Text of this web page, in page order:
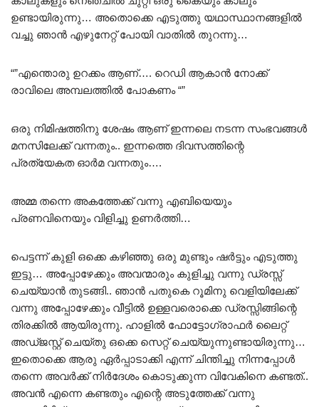
ഉണ്ടായിരുന്നു… അതൊക്കെ എടുത്തു യഥാസ്ഥാനങ്ങളിൽ
വച്ചു ഞാൻ എഴുനേറ്റ് പോയി വാതിൽ തുറന്നു…
“”എന്തൊരു ഉറക്കം ആണ്…. റെഡി ആകാൻ നോക്ക്
രാവിലെ അമ്പലത്തിൽ പോകണം “”
ഒരു നിമിഷത്തിനു ശേഷം ആണ് ഇന്നലെ നടന്ന സംഭവങ്ങൾ
മനസിലേക്ക് വന്നതും.. ഇന്നത്തെ ദിവസത്തിന്റെ
പ്രത്യേകത ഓർമ വന്നതും….
അമ്മ തന്നെ അകത്തേക്ക് വന്നു എബിയെയും
പ്രണവിനെയും വിളിച്ചു ഉണർത്തി…
പെട്ടന്ന് കുളി ഒക്കെ കഴിഞ്ഞു ഒരു മുണ്ടും ഷർട്ടും എടുത്തു
ഇട്ടു… അപ്പോഴേക്കും അവന്മാരും കുളിച്ചു വന്നു ഡ്രസ്സ്‌
ചെയ്യാൻ തുടങ്ങി.. ഞാൻ പതുകെ റൂമിനു വെളിയിലേക്ക്
വന്നു അപ്പോഴേക്കും വീട്ടിൽ ഉള്ളവരൊക്കെ ഡ്രസ്സിങ്ങിന്റെ
തിരക്കിൽ ആയിരുന്നു. ഹാളിൽ ഫോട്ടോഗ്രാഫർ ലൈറ്റ്
അഡ്ജസ്റ്റ് ചെയ്തു ഒക്കെ സെറ്റ് ചെയ്യുന്നുണ്ടായിരുന്നു…
ഇതൊക്കെ ആരു ഏർപ്പാടാക്കി എന്ന്‌ ചിന്തിച്ചു നിന്നപ്പോൾ
തന്നെ അവർക്ക് നിർദേശം കൊടുക്കുന്ന വിവേകിനെ കണ്ടത്..
അവൻ എന്നെ കണ്ടതും എന്റെ അടുത്തേക്ക് വന്നു